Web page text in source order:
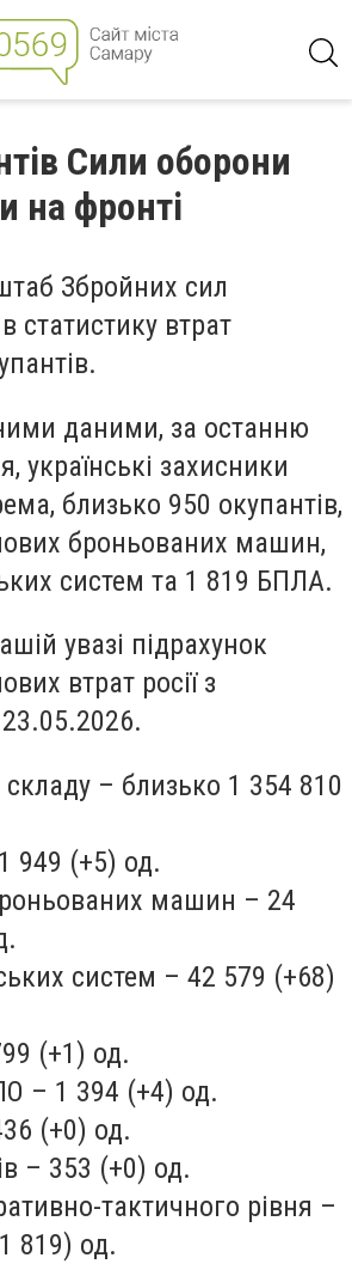
Сили оборони
на фронті
Збройних сил
статистику втрат
даними, за останню
українські захисники
близько 950 окупантів,
броньованих машин,
систем та 1 819 БПЛА.
увазі підрахунок
втрат росії з
складу – близько 1 354 810
949 (+5) од.
машин – 24
систем – 42 579 (+68)
(+1) од.
– 1 394 (+4) од.
(+0) од.
– 353 (+0) од.
тактичного рівня –
819) од.